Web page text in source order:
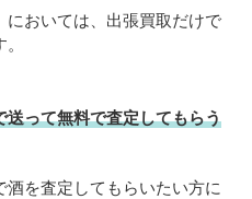
においては、出張買取だけで
送って無料で査定してもらう
を査定してもらいたい方に